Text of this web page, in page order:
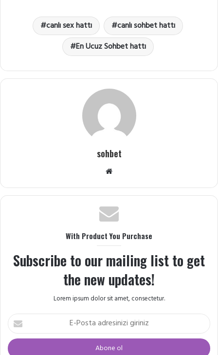
canlı sex hattı
canlı sohbet hattı
En Ucuz Sohbet hattı
sohbet
Web
With Product You Purchase
Subscribe to our mailing list to get
the new updates!
Lorem ipsum dolor sit amet, consectetur.
E-
Posta
adresinizi
giriniz